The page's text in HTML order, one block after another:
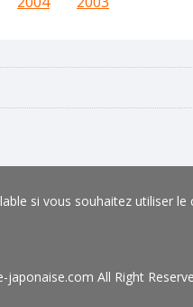
si vous souhaitez utiliser
All Right